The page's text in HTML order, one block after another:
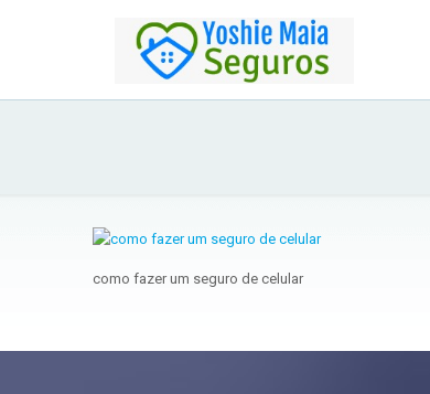
como fazer um seguro de celular